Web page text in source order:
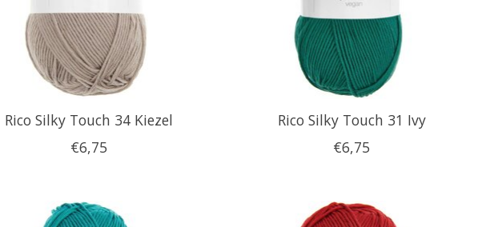
Rico Silky Touch 34 Kiezel
€6,75
Rico Silky Touch 31 Ivy
€6,75